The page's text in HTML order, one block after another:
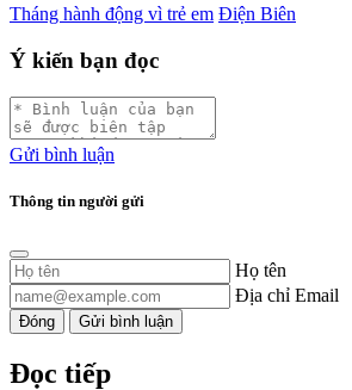
Tháng hành động vì trẻ em Điện Biên
Ý kiến bạn đọc
Gửi bình luận
Thông tin người gửi
Họ tên
Địa chỉ Email
Đóng Gửi bình luận
Đọc tiếp